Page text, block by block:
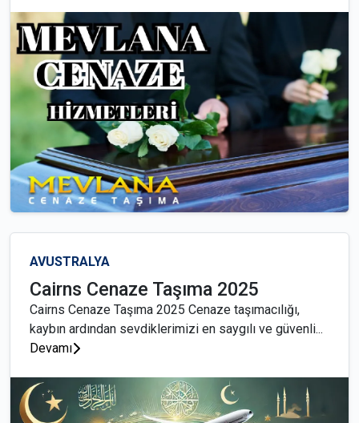
AVUSTRALYA
Cairns Cenaze Taşıma 2025
Cairns Cenaze Taşıma 2025 Cenaze taşımacılığı,
kaybın ardından sevdiklerimizi en saygılı ve güvenli...
Devamı